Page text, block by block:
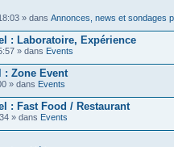
» dans Annonces, news et sondages
: Laboratoire, Expérience
» dans Events
: Zone Event
» dans Events
: Fast Food / Restaurant
» dans Events